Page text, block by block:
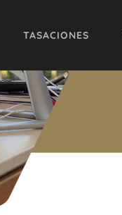
TASACIONES